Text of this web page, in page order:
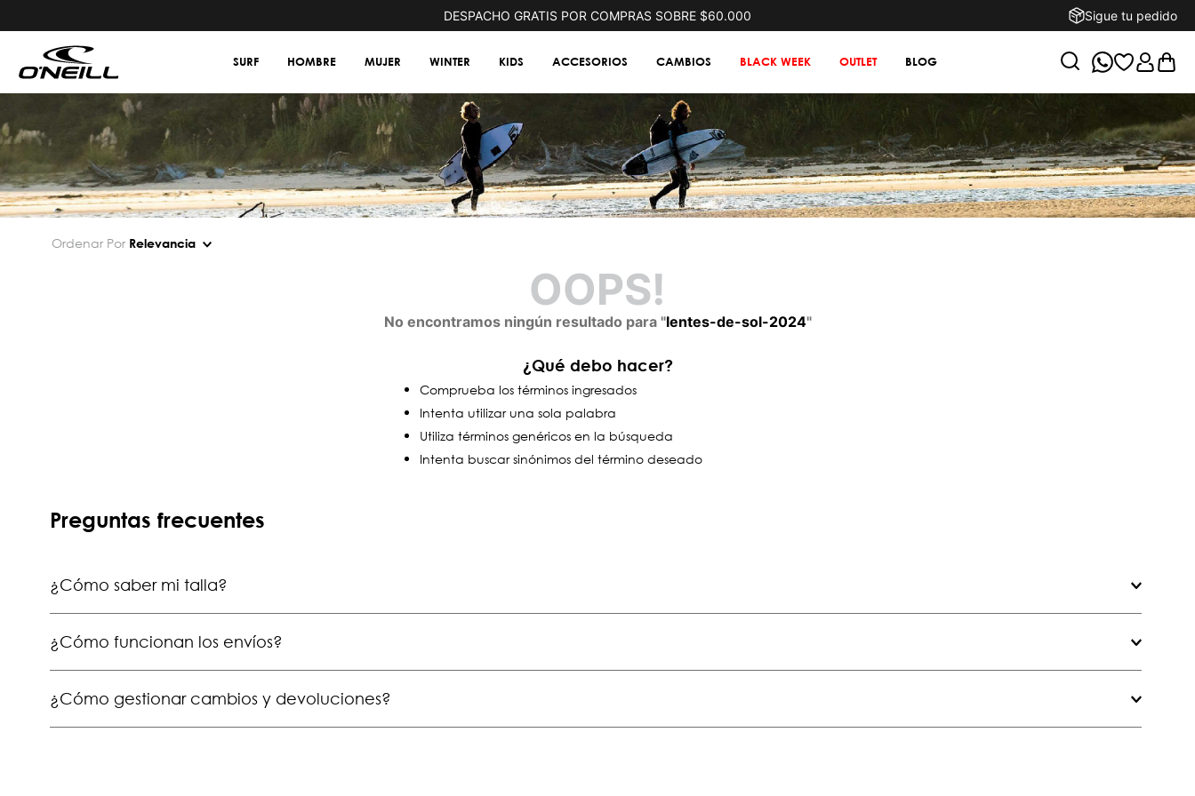
DESPACHO GRATIS POR COMPRAS SOBRE $60.000 Sigue tu pedido
SURF HOMBRE MUJER WINTER KIDS ACCESORIOS CAMBIOS BLACK WEEK OUTLET BLOG
Ordenar Por Relevancia
OOPS!
No encontramos ningún resultado para "lentes-de-sol-2024"
¿Qué debo hacer?
Comprueba los términos ingresados
Intenta utilizar una sola palabra
Utiliza términos genéricos en la búsqueda
Intenta buscar sinónimos del término deseado
Preguntas frecuentes
¿Cómo saber mi talla?
¿Cómo funcionan los envíos?
¿Cómo gestionar cambios y devoluciones?